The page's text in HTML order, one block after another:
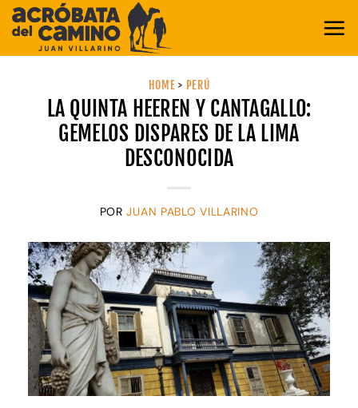
Saltar
contenido
HOME > PERÚ
LA QUINTA HEEREN Y CANTAGALLO:
GEMELOS DISPARES DE LA LIMA
DESCONOCIDA
PORJUAN PABLO VILLARINO